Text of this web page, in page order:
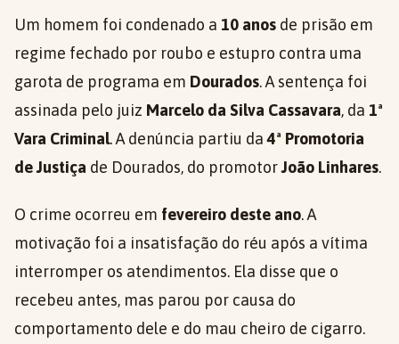
Um homem foi condenado a 10 anos de prisão em
regime fechado por roubo e estupro contra uma
garota de programa em Dourados. A sentença foi
assinada pelo juiz Marcelo da Silva Cassavara, da 1ª
Vara Criminal. A denúncia partiu da4ª Promotoria
de Justiça de Dourados, do promotorJoão Linhares.
O crime ocorreu em fevereiro deste ano. A
motivação foi a insatisfação do réu após a vítima
interromper os atendimentos. Ela disse que o
recebeu antes, mas parou por causa do
comportamento dele e do mau cheiro de cigarro.